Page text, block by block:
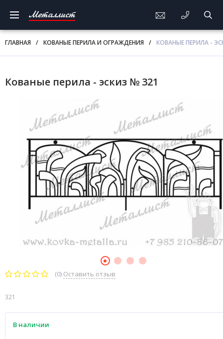
Металлист
ГЛАВНАЯ / КОВАНЫЕ ПЕРИЛА И ОГРАЖДЕНИЯ / КОВАНЫЕ ПЕРИЛА -
Кованые перила - эскиз № 321
(0) Оставить отзыв
321
В наличии